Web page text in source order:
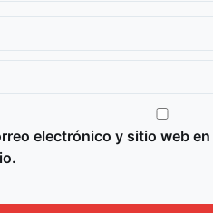
electrónico y sitio web